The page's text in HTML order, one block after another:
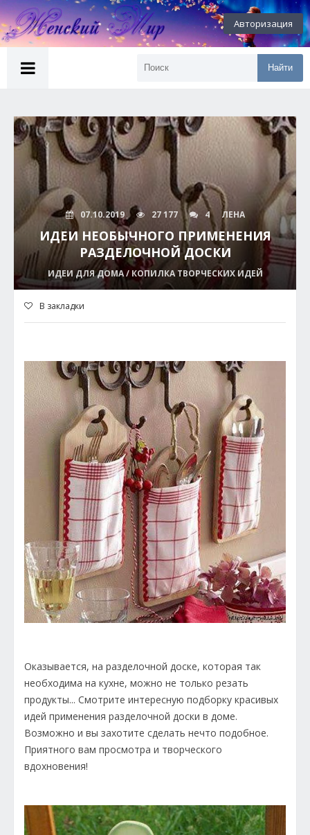
Авторизация
Найти
07.10.2019 27 177 4 ЛЕНА
ИДЕИ НЕОБЫЧНОГО ПРИМЕНЕНИЯ
РАЗДЕЛОЧНОЙ ДОСКИ
ИДЕИ ДЛЯ ДОМА / КОПИЛКА ТВОРЧЕСКИХ ИДЕЙ
В закладки
Оказывается, на разделочной доске, которая так
необходима на кухне, можно не только резать
продукты... Смотрите интересную подборку красивых
идей применения разделочной доски в доме.
Возможно и вы захотите сделать нечто подобное.
Приятного вам просмотра и творческого
вдохновения!